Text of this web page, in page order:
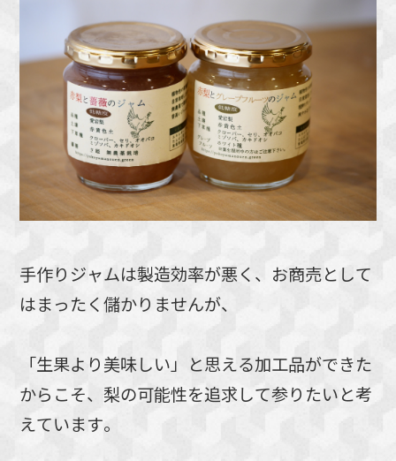
手作りジャムは製造効率が悪く、お商売として
はまったく儲かりませんが、
「生果より美味しい」と思える加工品ができた
からこそ、梨の可能性を追求して参りたいと考
えています。